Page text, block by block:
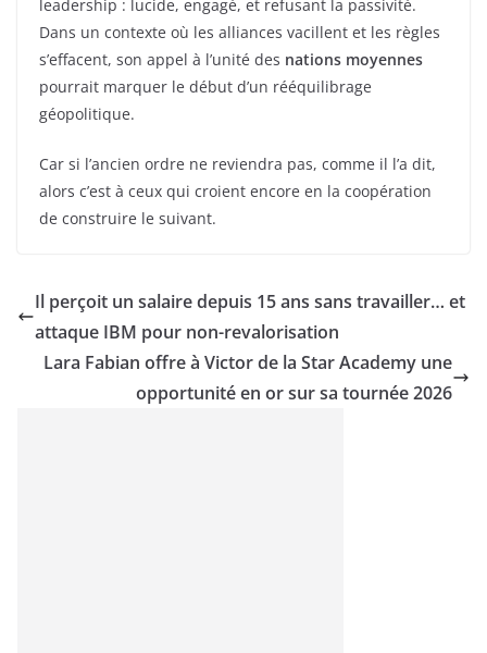
leadership : lucide, engagé, et refusant la passivité.
Dans un contexte où les alliances vacillent et les règles
s’effacent, son appel à l’unité des nations moyennes
pourrait marquer le début d’un rééquilibrage
géopolitique.
Car si l’ancien ordre ne reviendra pas, comme il l’a dit,
alors c’est à ceux qui croient encore en la coopération
de construire le suivant.
Il perçoit un salaire depuis 15 ans sans travailler… et
attaque IBM pour non-revalorisation
Lara Fabian offre à Victor de la Star Academy une
opportunité en or sur sa tournée 2026